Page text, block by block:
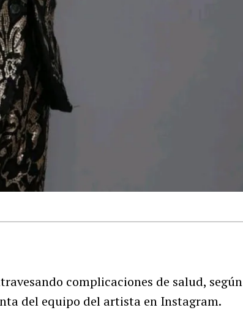
complicaciones de salud, según
del equipo del artista en Instagram.